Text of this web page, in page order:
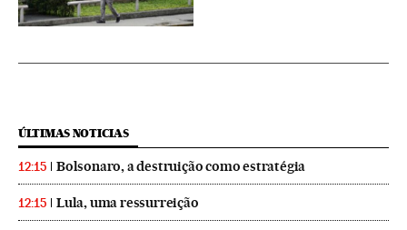
ÚLTIMAS NOTICIAS
12:15 Bolsonaro, a destruição como estratégia
12:15 Lula, uma ressurreição